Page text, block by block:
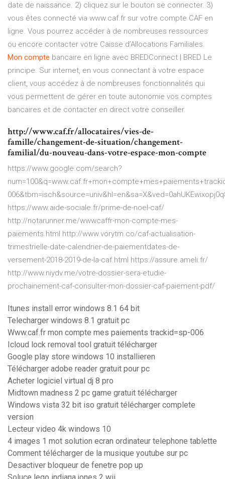
date de naissance. 2) cliquez sur le bouton se connecter. 3)
vous êtes connecté via www.caf.fr sur votre compte CAF en
ligne. Vous pourrez accéder à de nombreuses ressources
ou encore contacter votre Caisse d’Allocations Familiales.
Mon compte bancaire en ligne avec BREDConnect | BRED Le
principe. Sur internet, en vous connectant à votre espace
client, vous accédez à de nombreuses fonctionnalités qui
vous permettent de gérer en toute autonomie vos comptes
bancaires et de contacter en direct votre conseiller.
http://www.caf.fr/allocataires/vies-de-
famille/changement-de-situation/changement-
familial/du-nouveau-dans-votre-espace-mon-compte
https://www.google.com/search?
https://www.aide-sociale.fr/prime-de-noel-caf/
http://notarunner.me/wwwcaffr-mon-compte-mes-
paiements.html http://www.vorytm.co/caf-actualisation-
trimestrielle-date-calendrier-de-paiementdates-de-
versement-2018-2019-de-la-caf.html https://assure.ameli.fr/
http://www.niydv.me/votre-dossier-sera-etudie-
prochainement-caf-consulter-mon-dossier-caf-paiement-pdf/
Itunes install error windows 8.1 64 bit
Telecharger windows 8.1 gratuit pc
Www.caf.fr mon compte mes paiements trackid=sp-006
Icloud lock removal tool gratuit télécharger
Google play store windows 10 installieren
Télécharger adobe reader gratuit pour pc
Acheter logiciel virtual dj 8 pro
Midtown madness 2 pc game gratuit télécharger
Windows vista 32 bit iso gratuit télécharger complete
version
Lecteur video 4k windows 10
4 images 1 mot solution ecran ordinateur telephone tablette
Comment télécharger de la musique youtube sur pc
Desactiver bloqueur de fenetre pop up